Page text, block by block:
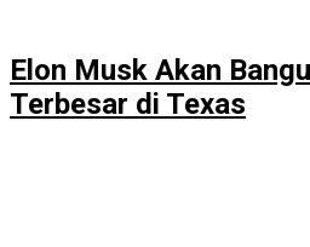
Elon Musk Akan
Terbesar di Texas